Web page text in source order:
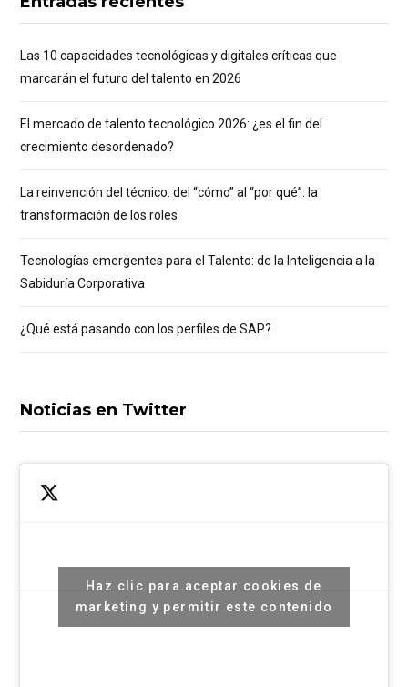
Las 10 capacidades tecnológicas y digitales críticas que
marcarán el futuro del talento en 2026
El mercado de talento tecnológico 2026: ¿es el fin del
crecimiento desordenado?
La reinvención del técnico: del “cómo” al “por qué”: la
transformación de los roles
Tecnologías emergentes para el Talento: de la Inteligencia a la
Sabiduría Corporativa
¿Qué está pasando con los perfiles de SAP?
Noticias en Twitter
Haz clic para aceptar cookies de
marketing y permitir este contenido